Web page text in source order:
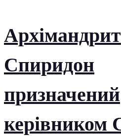
Архімандрит
Спиридон
призначений
керівником